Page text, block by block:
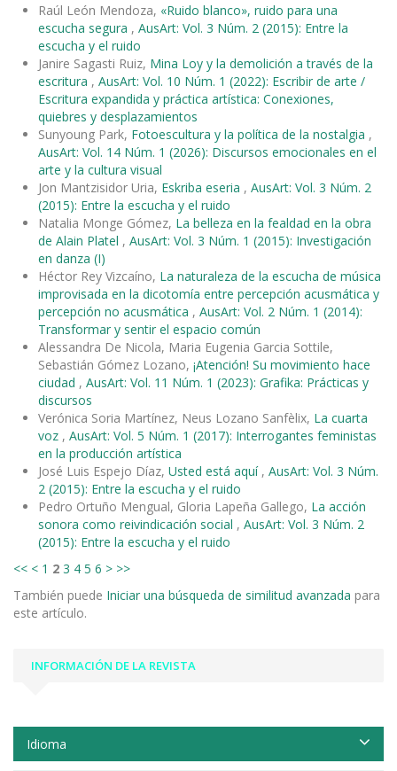
Raúl León Mendoza, «Ruido blanco», ruido para una
escucha segura , AusArt: Vol. 3 Núm. 2 (2015): Entre la
escucha y el ruido
Janire Sagasti Ruiz, Mina Loy y la demolición a través de la
escritura , AusArt: Vol. 10 Núm. 1 (2022): Escribir de arte /
Escritura expandida y práctica artística: Conexiones,
quiebres y desplazamientos
Sunyoung Park, Fotoescultura y la política de la nostalgia ,
AusArt: Vol. 14 Núm. 1 (2026): Discursos emocionales en el
arte y la cultura visual
Jon Mantzisidor Uria, Eskriba eseria , AusArt: Vol. 3 Núm. 2
(2015): Entre la escucha y el ruido
Natalia Monge Gómez, La belleza en la fealdad en la obra
de Alain Platel , AusArt: Vol. 3 Núm. 1 (2015): Investigación
en danza (I)
Héctor Rey Vizcaíno, La naturaleza de la escucha de música
improvisada en la dicotomía entre percepción acusmática y
percepción no acusmática , AusArt: Vol. 2 Núm. 1 (2014):
Transformar y sentir el espacio común
Alessandra De Nicola, Maria Eugenia Garcia Sottile,
Sebastián Gómez Lozano, ¡Atención! Su movimiento hace
ciudad , AusArt: Vol. 11 Núm. 1 (2023): Grafika: Prácticas y
discursos
Verónica Soria Martínez, Neus Lozano Sanfèlix, La cuarta
voz , AusArt: Vol. 5 Núm. 1 (2017): Interrogantes feministas
en la producción artística
José Luis Espejo Díaz, Usted está aquí , AusArt: Vol. 3 Núm.
2 (2015): Entre la escucha y el ruido
Pedro Ortuño Mengual, Gloria Lapeña Gallego, La acción
sonora como reivindicación social , AusArt: Vol. 3 Núm. 2
(2015): Entre la escucha y el ruido
<< < 1 2 3 4 5 6 > >>
También puede Iniciar una búsqueda de similitud avanzada para
este artículo.
INFORMACIÓN DE LA REVISTA
Idioma